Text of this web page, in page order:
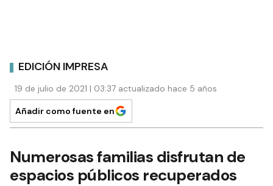
EDICIÓN IMPRESA
19 de julio de 2021 | 03:37 actualizado hace 5 años
Añadir como fuente en
Numerosas familias disfrutan de
espacios públicos recuperados